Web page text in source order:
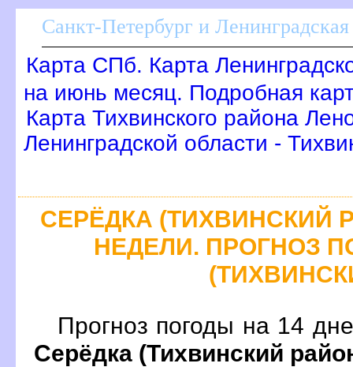
Санкт-Петербург и Ленинградская
Карта СПб. Карта
на июнь месяц. Подробная
Карта Тихвинского района
Ленинградской области -
СЕРЁДКА (ТИХВИНСКИЙ
НЕДЕЛИ. ПРОГНОЗ
Прогноз погоды на 14
Серёдка (Тихвинский